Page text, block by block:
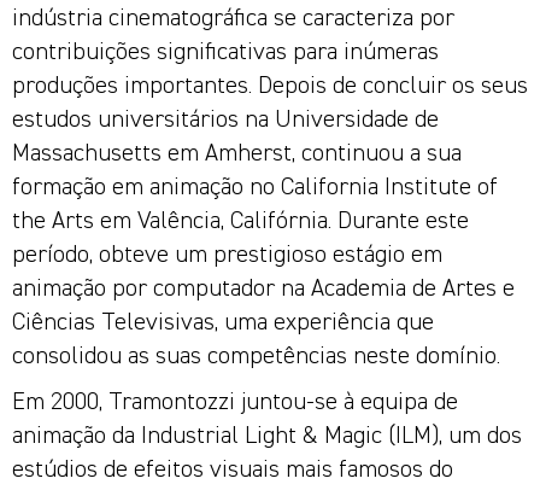
indústria cinematográfica se caracteriza por
contribuições significativas para inúmeras
produções importantes. Depois de concluir os seus
estudos universitários na Universidade de
Massachusetts em Amherst, continuou a sua
formação em animação no California Institute of
the Arts em Valência, Califórnia. Durante este
período, obteve um prestigioso estágio em
animação por computador na Academia de Artes e
Ciências Televisivas, uma experiência que
consolidou as suas competências neste domínio.
Em 2000, Tramontozzi juntou-se à equipa de
animação da Industrial Light & Magic (ILM), um dos
estúdios de efeitos visuais mais famosos do